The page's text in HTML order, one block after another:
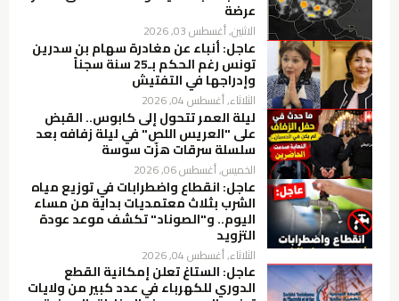
عرضة
الاثنين, أغسطس 03, 2026
عاجل: أنباء عن مغادرة سهام بن سدرين
تونس رغم الحكم بـ25 سنة سجناً
وإدراجها في التفتيش
الثلاثاء, أغسطس 04, 2026
ليلة العمر تتحول إلى كابوس.. القبض
على "العريس اللص" في ليلة زفافه بعد
سلسلة سرقات هزّت سوسة
الخميس, أغسطس 06, 2026
عاجل: انقطاع واضطرابات في توزيع مياه
الشرب بثلاث معتمديات بداية من مساء
اليوم.. و"الصوناد" تكشف موعد عودة
التزويد
الثلاثاء, أغسطس 04, 2026
عاجل: الستاغ تعلن إمكانية القطع
الدوري للكهرباء في عدد كبير من ولايات